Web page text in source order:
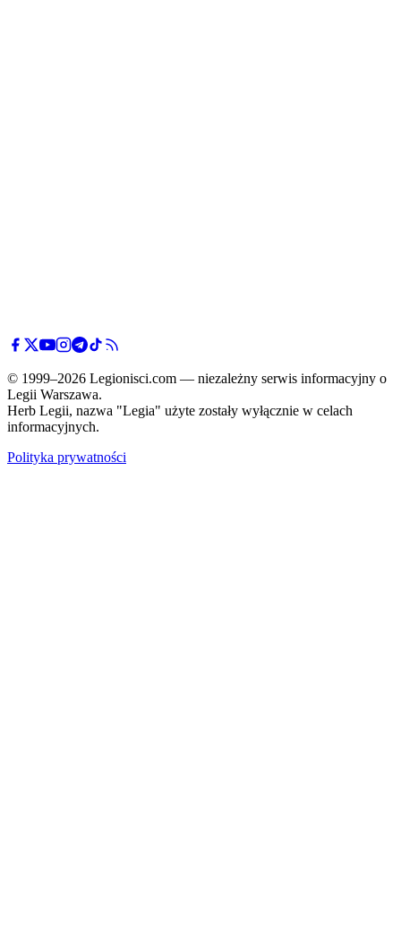
© 1999–2026 Legionisci.com — niezależny serwis informacyjny o
Legii Warszawa.
Herb Legii, nazwa "Legia" użyte zostały wyłącznie w celach
informacyjnych.
Polityka prywatności